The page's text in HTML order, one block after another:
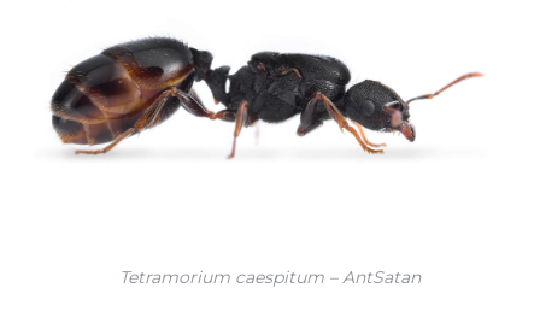
Tetramorium caespitum – AntSatan